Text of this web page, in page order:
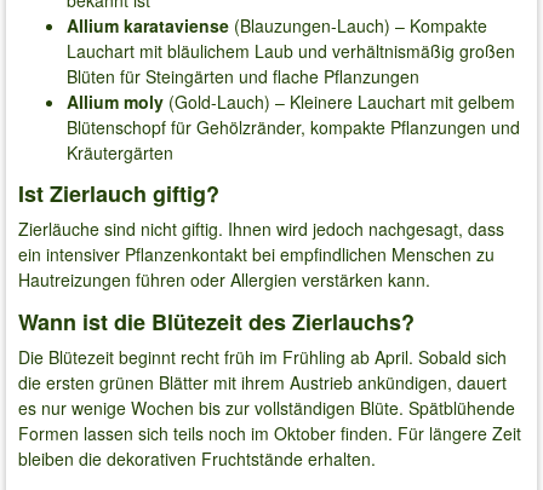
Allium karataviense (Blauzungen-Lauch) – Kompakte
Lauchart mit bläulichem Laub und verhältnismäßig großen
Blüten für Steingärten und flache Pflanzungen
Allium moly (Gold-Lauch) – Kleinere Lauchart mit gelbem
Blütenschopf für Gehölzränder, kompakte Pflanzungen und
Kräutergärten
Ist Zierlauch giftig?
Zierläuche sind nicht giftig. Ihnen wird jedoch nachgesagt, dass
ein intensiver Pflanzenkontakt bei empfindlichen Menschen zu
Hautreizungen führen oder Allergien verstärken kann.
Wann ist die Blütezeit des Zierlauchs?
Die Blütezeit beginnt recht früh im Frühling ab April. Sobald sich
die ersten grünen Blätter mit ihrem Austrieb ankündigen, dauert
es nur wenige Wochen bis zur vollständigen Blüte. Spätblühende
Formen lassen sich teils noch im Oktober finden. Für längere Zeit
bleiben die dekorativen Fruchtstände erhalten.